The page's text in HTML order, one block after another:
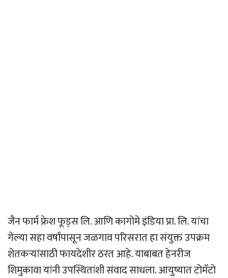
जैन फार्म फ्रेश फूड्स लि. आणि कागोमे इंडिया प्रा. लि. यांचा
गेल्या सहा वर्षांपासून जळगाव परिसरात हा संयुक्त उपक्रम
शेतकर्‍यांसाठी फायदेशीर ठरत आहे. याबाबत हेनरीज
शिमुकावा यांनी उपस्थितांशी संवाद साधला. आयुष्यात टोमॅटो